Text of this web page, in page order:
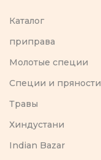
Каталог
приправа
Молотые специи
Специи и пряности
Травы
Хиндустани
Indian Bazar